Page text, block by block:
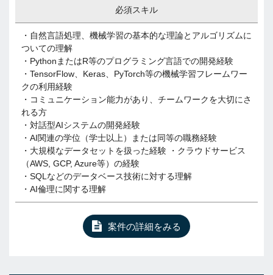
必須スキル
・自然言語処理、機械学習の基本的な理論とアルゴリズムに
ついての理解
・PythonまたはR等のプログラミング言語での開発経験
・TensorFlow、Keras、PyTorch等の機械学習フレームワー
クの利用経験
・コミュニケーション能力があり、チームワークを大切にさ
れる方
・対話型AIシステムの開発経験
・AI関連の学位（学士以上）または同等の職務経験
・大規模なデータセットを扱った経験 ・クラウドサービス
（AWS, GCP, Azure等）の経験
・SQLなどのデータベース技術に対する理解
・AI倫理に関する理解
案件の詳細をみる